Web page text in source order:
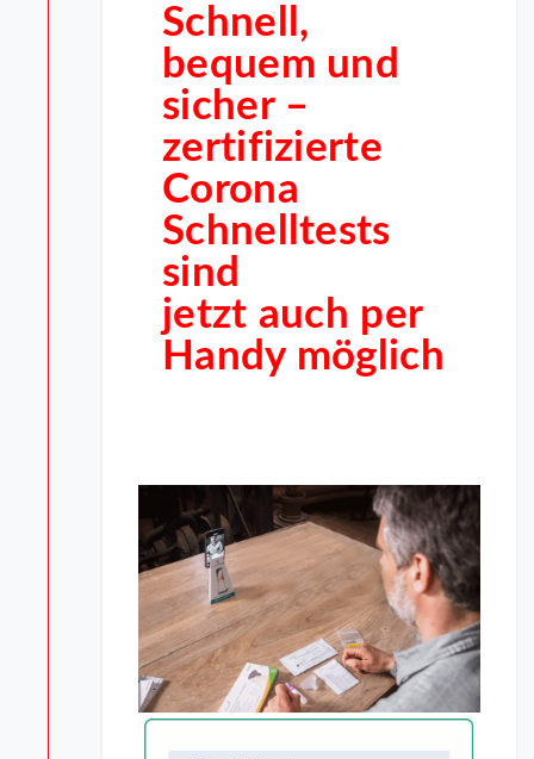
Schnell,
bequem und
sicher –
zertifizierte
Corona
Schnelltests
sind
jetzt auch per
Handy möglich